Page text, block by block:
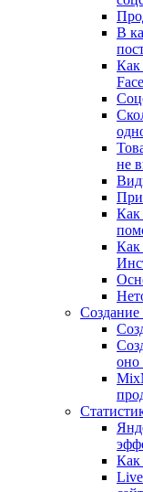
В
Как
не
Как
Как
Создание
оно
Как